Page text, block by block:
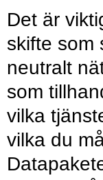
Det är
skifte som
neutralt
som
vilka
vilka du